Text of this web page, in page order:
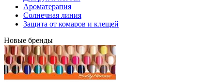
Ароматерапия
Солнечная линия
Защита от комаров и клещей
Новые бренды